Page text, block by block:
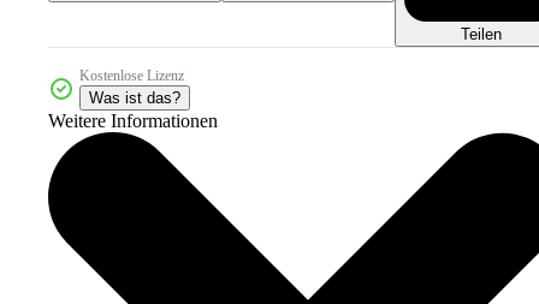
Teilen
Kostenlose Lizenz
Was ist das?
Weitere Informationen